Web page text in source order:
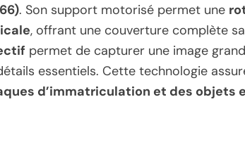
. Son support motorisé permet une
, offrant une couverture complète
permet de capturer une image
essentiels. Cette technologie
d’immatriculation et des objets